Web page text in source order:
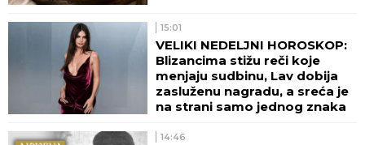
15:01
VELIKI NEDELJNI HOROSKOP:
Blizancima stižu reči koje
menjaju sudbinu, Lav dobija
zasluženu nagradu, a sreća je
na strani samo jednog znaka
14:46